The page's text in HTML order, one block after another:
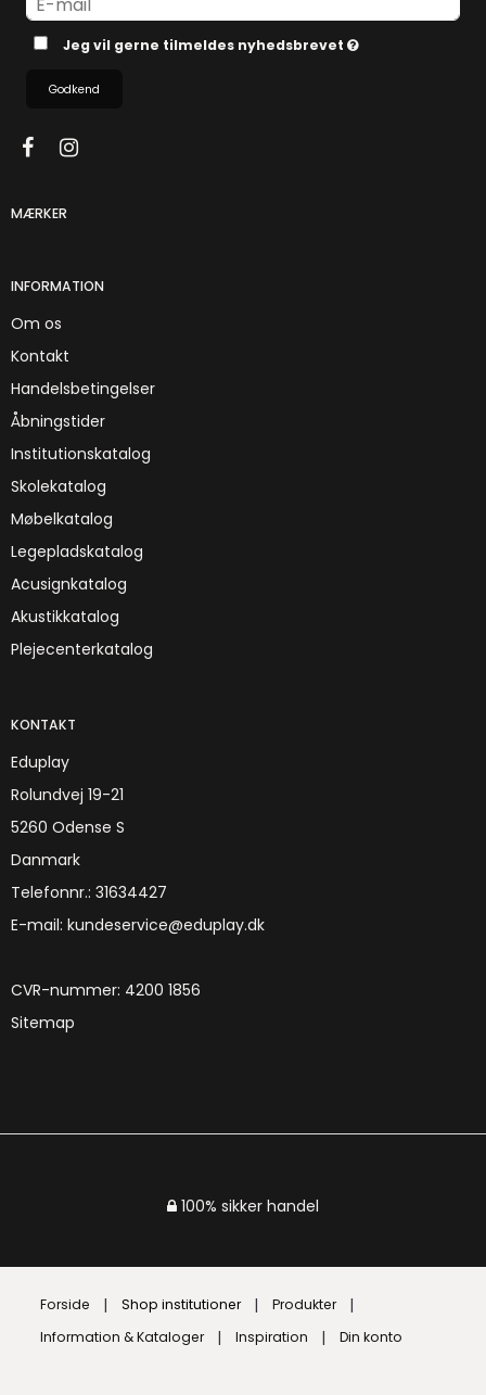
Jeg vil gerne tilmeldes nyhedsbrevet
Godkend
MÆRKER
INFORMATION
Om os
Kontakt
Handelsbetingelser
Åbningstider
Institutionskatalog
Skolekatalog
Møbelkatalog
Legepladskatalog
Acusignkatalog
Akustikkatalog
Plejecenterkatalog
KONTAKT
Eduplay
Rolundvej 19-21
5260 Odense S
Danmark
Telefonnr.: 31634427
E-mail: kundeservice@eduplay.dk
CVR-nummer: 4200 1856
Sitemap
100% sikker handel
Forside Shop institutioner
Produkter
Information & Kataloger
Inspiration Din konto